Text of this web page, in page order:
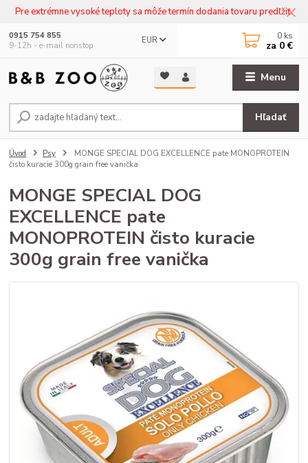
Pre extrémne vysoké teploty sa môže termín dodania tovaru predľžiť.
Menu
EUR
Hľadať
0915 754 855
9-12h - e-mail nonstop
0 ks
za 0 €
Úvod Psy
MONGE SPECIAL DOG EXCELLENCE pate MONOPROTEIN
čisto kuracie 300g grain free vanička
MONGE SPECIAL DOG
EXCELLENCE pate
MONOPROTEIN čisto kuracie
300g grain free vanička